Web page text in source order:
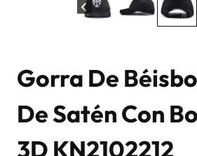
Gorra De
De Satén Con
3D KN2102212